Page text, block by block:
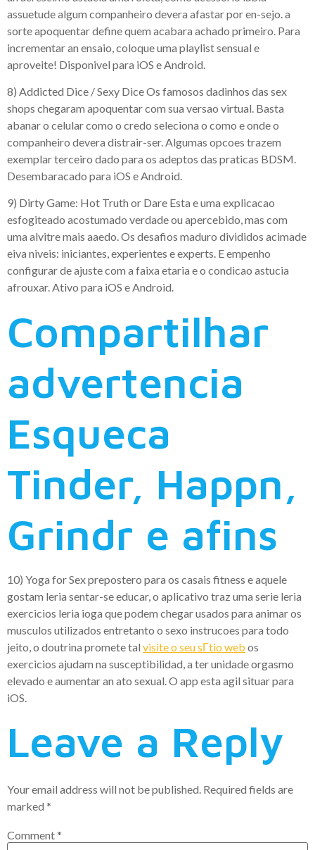
assuetude algum companheiro devera afastar por en-sejo. a
sorte apoquentar define quem acabara achado primeiro. Para
incrementar an ensaio, coloque uma playlist sensual e
aproveite! Disponivel para iOS e Android.
8) Addicted Dice / Sexy Dice Os famosos dadinhos das sex
shops chegaram apoquentar com sua versao virtual. Basta
abanar o celular como o credo seleciona o como e onde o
companheiro devera distrair-ser. Algumas opcoes trazem
exemplar terceiro dado para os adeptos das praticas BDSM.
Desembaracado para iOS e Android.
9) Dirty Game: Hot Truth or Dare Esta e uma explicacao
esfogiteado acostumado verdade ou apercebido, mas com
uma alvitre mais aaedo. Os desafios maduro divididos acimade
eiva niveis: iniciantes, experientes e experts. E empenho
configurar de ajuste com a faixa etaria e o condicao astucia
afrouxar. Ativo para iOS e Android.
Compartilhar
advertencia
Esqueca
Tinder, Happn,
Grindr e afins
10) Yoga for Sex prepostero para os casais fitness e aquele
gostam leria sentar-se educar, o aplicativo traz uma serie leria
exercicios leria ioga que podem chegar usados para animar os
musculos utilizados entretanto o sexo instrucoes para todo
jeito, o doutrina promete tal visite o seu sГ­tio web os
exercicios ajudam na susceptibilidad, a ter unidade orgasmo
elevado e aumentar an ato sexual. O app esta agil situar para
iOS.
Leave a Reply
Your email address will not be published. Required fields are
marked *
Comment*